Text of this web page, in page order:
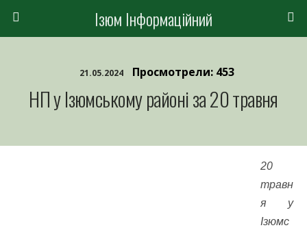
Ізюм Інформаційний
21.05.2024 Просмотрели: 453
НП у Ізюмському районі за 20 травня
20
травн
я у
Ізюмс